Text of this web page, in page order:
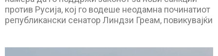
против Русија, кој го водеше неодамна починатиот
републикански сенатор Линдзи Греам, повикувајќи